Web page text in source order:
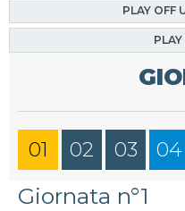
PLAY OFF
01 02 03 04
Giornata n°1